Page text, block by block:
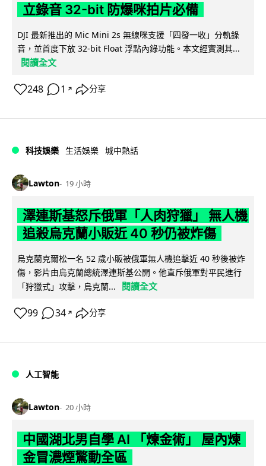
立錄音 32-bit 防爆咪拍片必備
DJI 最新推出的 Mic Mini 2s 無線咪支援「四發一收」分軌錄
音，並首度下放 32-bit Float 浮點內錄功能。本文經實測其...
閱讀全文
248 1 ↗ 分享
科技娛樂 生活娛樂 城中熱話
Lawton 19 小時
澤連斯基怒斥俄軍「人肉狩獵」 無人機
追殺烏克蘭小販近 40 秒仍被炸傷
烏克蘭克爾松一名 52 歲小販被俄軍無人機追擊近 40 秒後被炸
傷，影片由烏克蘭總統澤連斯基公開。他直斥俄軍對平民進行
「狩獵式」攻擊，烏克蘭...
閱讀全文
99 34 ↗ 分享
人工智能
Lawton 20 小時
中國湖北男自學 AI 「煉金術」 屋內煉
金冒濃煙驚動全區